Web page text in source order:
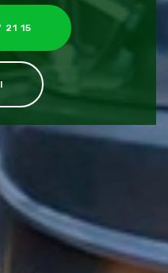
21 15